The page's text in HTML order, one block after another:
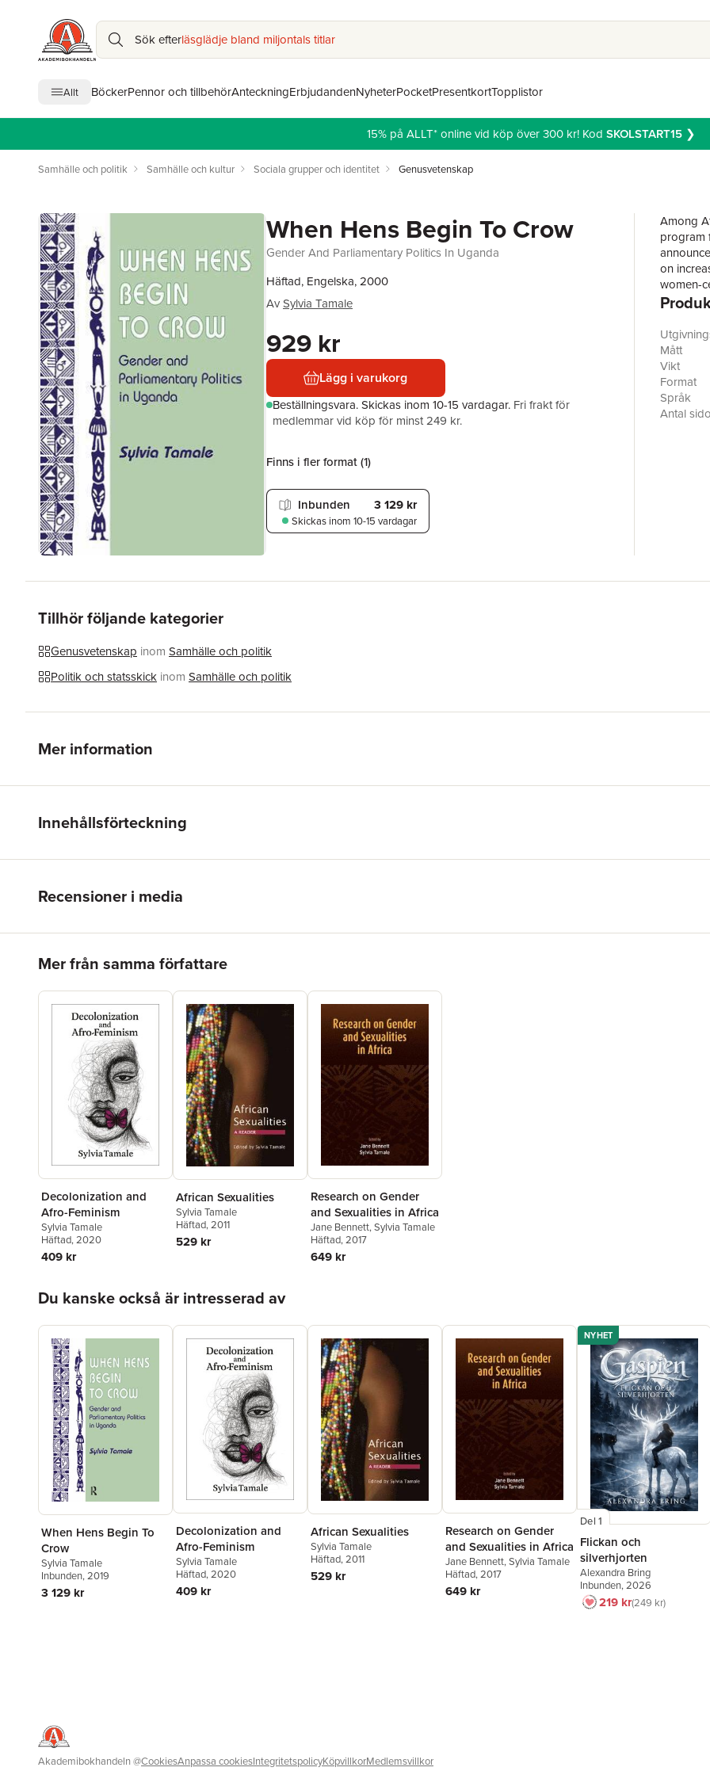
Sök efterläsglädje bland miljontals titlar
Allt BöckerPennor och tillbehörAnteckningErbjudandenNyheterPocketPresentkortTopplistor
15% på ALLT* online vid köp över 300 kr! Kod SKOLSTART15❯
Samhälle och politik Samhälle och kultur Sociala grupper och identitet Genusvetenskap
When Hens Begin To Crow
Gender And Parliamentary Politics In Uganda
Häftad, Engelska, 2000
AvSylvia Tamale
929 kr
Lägg i varukorg
Beställningsvara.Skickas inom 10-15 vardagar. Fri frakt för
medlemmar vid köp för minst 249 kr.
Finns i fler format (1)
Inbunden 3 129 kr
Skickas inom 10-15 vardagar
Among
program
on
women-
39 seats
female
and
been for
their
Mått
Vikt
Format
Språk
Antal
Tillhör följande kategorier
Genusvetenskap inom Samhälle och politik
Politik och statsskick inom Samhälle och politik
Mer information
Innehållsförteckning
Recensioner i media
Mer från samma författare
Decolonization and
Afro-Feminism
Sylvia Tamale
Häftad, 2020
409 kr
African Sexualities
Sylvia Tamale
Häftad, 2011
529 kr
Research on Gender
and Sexualities in Africa
Jane Bennett,Sylvia Tamale
Häftad, 2017
649 kr
Du kanske också är intresserad av
When Hens Begin To
Crow
Sylvia Tamale
Inbunden, 2019
3 129 kr
Decolonization and
Afro-Feminism
Sylvia Tamale
Häftad, 2020
409 kr
African Sexualities
Sylvia Tamale
Häftad, 2011
529 kr
Research on Gender
and Sexualities in Africa
Jane Bennett,Sylvia Tamale
Häftad, 2017
649 kr
NYHET
Del 1
Flickan och
silverhjorten
Alexandra Bring
Inbunden, 2026
219 kr 249 kr
Akademibokhandeln@CookiesAnpassa cookiesIntegritetspolicyKöpvillkorMedlemsvillkor